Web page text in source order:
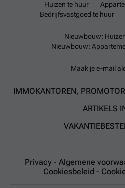
Huizen te huur
Bedrijfsvastgoed te huur
Nieuwbouw:
Nieuwbouw:
Maak je e-mail
IMMOKANTOREN,
ARTIKELS
Privacy - Algemene
Cookiesbeleid -